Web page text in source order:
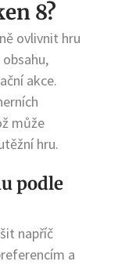
8?
ovlivnit hru
akce.
může
hru.
podle
napříč
a